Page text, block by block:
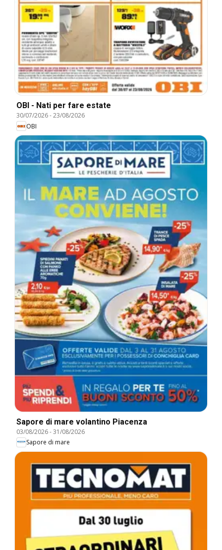
OBI - Nati per fare estate
30/07/2026-23/08/2026
OBI
Sapore di mare volantino Piacenza
03/08/2026-31/08/2026
Sapore di mare